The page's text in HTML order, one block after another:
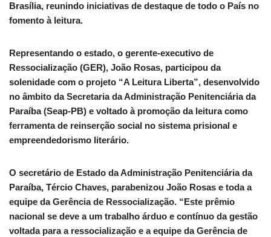
Brasília, reunindo iniciativas de destaque de todo o País no
fomento à leitura.
Representando o estado, o gerente-executivo de
Ressocialização (GER), João Rosas, participou da
solenidade com o projeto “A Leitura Liberta”, desenvolvido
no âmbito da Secretaria da Administração Penitenciária da
Paraíba (Seap-PB) e voltado à promoção da leitura como
ferramenta de reinserção social no sistema prisional e
empreendedorismo literário.
O secretário de Estado da Administração Penitenciária da
Paraíba, Tércio Chaves, parabenizou João Rosas e toda a
equipe da Gerência de Ressocialização. “Este prêmio
nacional se deve a um trabalho árduo e contínuo da gestão
voltada para a ressocialização e a equipe da Gerência de